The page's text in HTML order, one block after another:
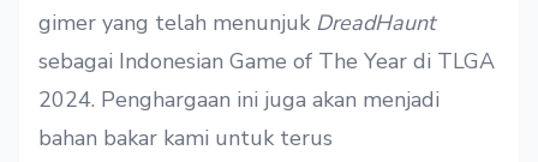
gimer yang telah menunjuk DreadHaunt
sebagai Indonesian Game of The Year di TLGA
2024. Penghargaan ini juga akan menjadi
bahan bakar kami untuk terus